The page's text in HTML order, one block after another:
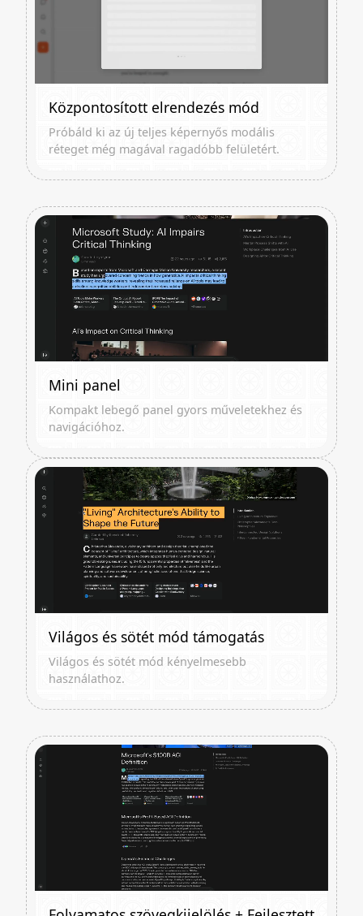
Központosított elrendezés mód
Próbáld ki az új teljes képernyős modális
réteget még magával ragadóbb felületért.
Mini panel
Kompakt lebegő panel gyors műveletekhez és
navigációhoz.
Világos és sötét mód támogatás
Világos és sötét mód kényelmesebb
használathoz.